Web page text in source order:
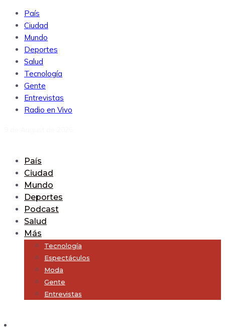
País
Ciudad
Mundo
Deportes
Salud
Tecnología
Gente
Entrevistas
Radio en Vivo
País
Ciudad
Mundo
Deportes
Podcast
Salud
Más
Tecnología
Espectáculos
Moda
Gente
Entrevistas